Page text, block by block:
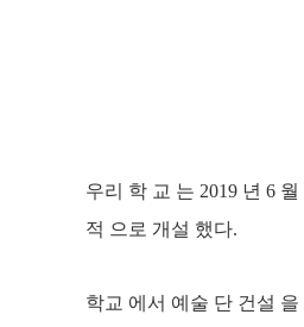
우리 학 교 는 2019 년 6
적 으로 개설 했다.
학교 에서 예술 단 건설